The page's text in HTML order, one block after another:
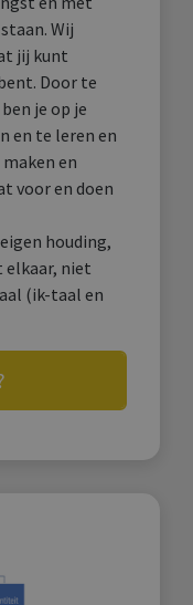
Wij
jij kunt
Door te
je op je
en te leren en
en
voor en doen
houding,
elkaar, niet
(ik-taal en